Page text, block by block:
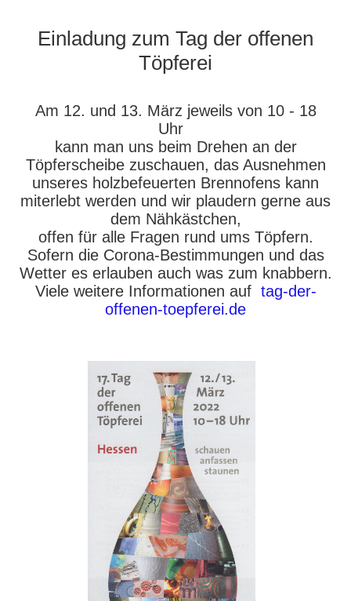
Einladung zum Tag der offenen
Töpferei
Am 12. und 13. März jeweils von 10 - 18
Uhr
kann man uns beim Drehen an der
Töpferscheibe zuschauen, das Ausnehmen
unseres holzbefeuerten Brennofens kann
miterlebt werden und wir plaudern gerne aus
dem Nähkästchen,
offen für alle Fragen rund ums Töpfern.
Sofern die Corona-Bestimmungen und das
Wetter es erlauben auch was zum knabbern.
Viele weitere Informationen auf tag-der-
offenen-toepferei.de